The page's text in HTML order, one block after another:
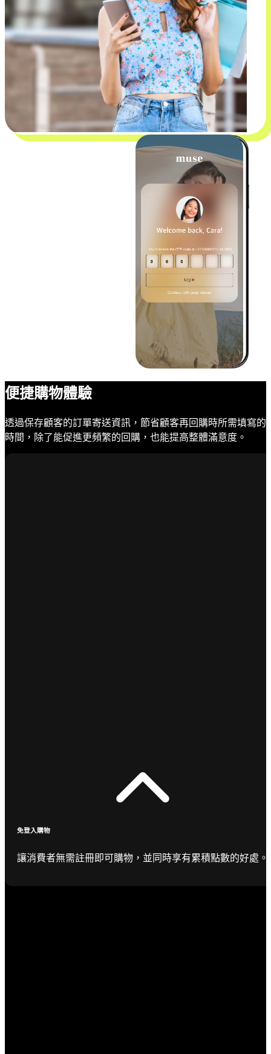
便捷購物體驗
透過保存顧客的訂單寄送資訊，節省顧客再回購時所需填寫的
時間，除了能促進更頻繁的回購，也能提高整體滿意度。
免登入購物
讓消費者無需註冊即可購物，並同時享有累積點數的好處。